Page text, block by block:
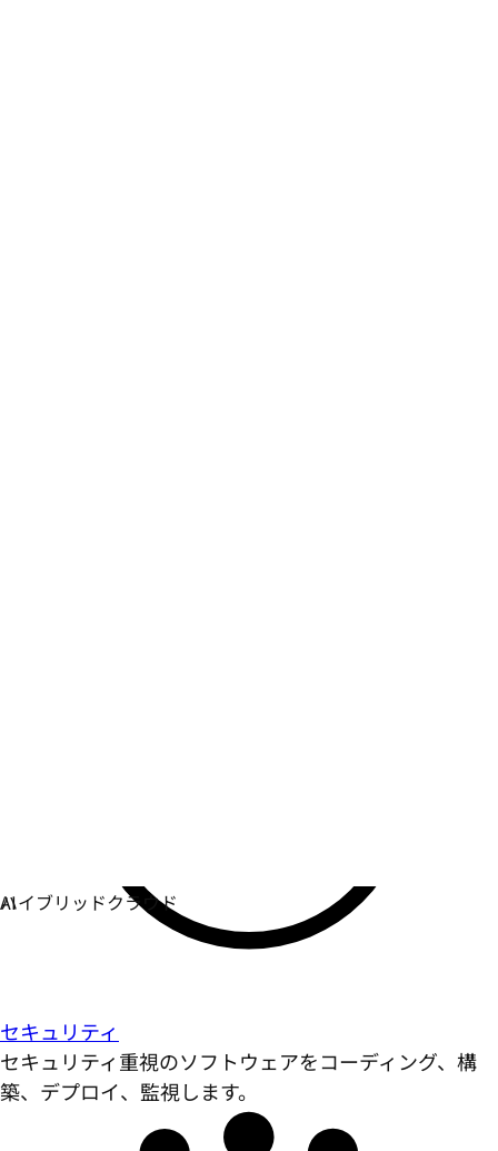
セキュリティ
セキュリティ重視のソフトウェアをコーディング、構
築、デプロイ、監視します。